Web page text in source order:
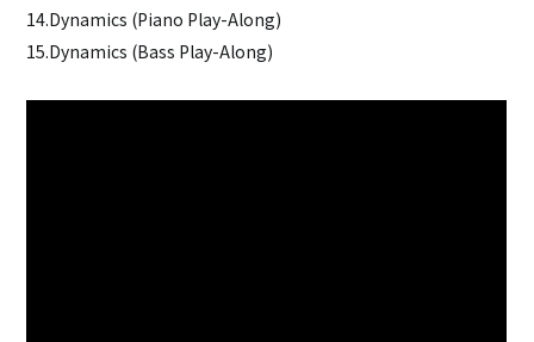
14.Dynamics (Piano Play-Along)
15.Dynamics (Bass Play-Along)